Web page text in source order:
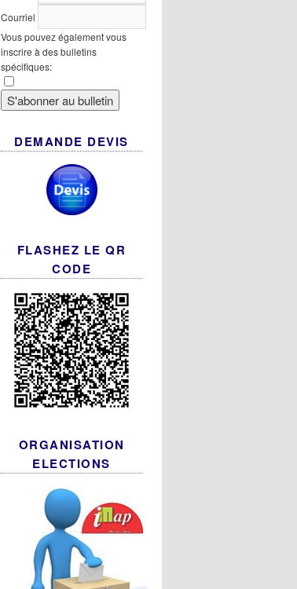
Courriel
Vous pouvez également vous
inscrire à des bulletins
spécifiques:
DEMANDE DEVIS
FLASHEZ LE QR
CODE
ORGANISATION
ELECTIONS